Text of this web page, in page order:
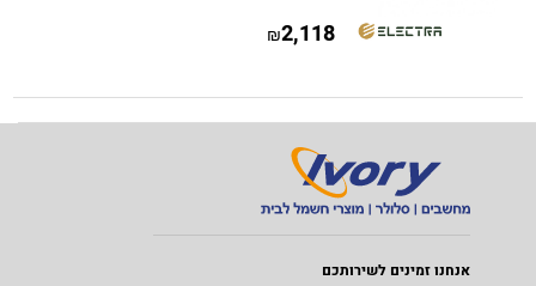
2,118
₪
אנחנו זמינים לשירותכם